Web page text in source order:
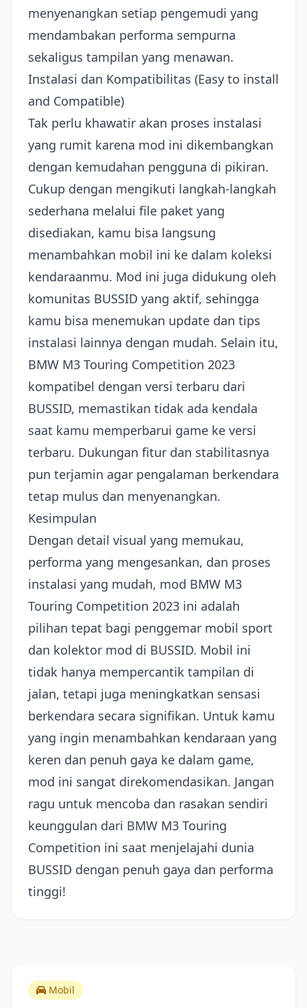
menyenangkan setiap pengemudi yang
mendambakan performa sempurna
sekaligus tampilan yang menawan.
Instalasi dan Kompatibilitas (Easy to install
and Compatible)
Tak perlu khawatir akan proses instalasi
yang rumit karena mod ini dikembangkan
dengan kemudahan pengguna di pikiran.
Cukup dengan mengikuti langkah-langkah
sederhana melalui file paket yang
disediakan, kamu bisa langsung
menambahkan mobil ini ke dalam koleksi
kendaraanmu. Mod ini juga didukung oleh
komunitas BUSSID yang aktif, sehingga
kamu bisa menemukan update dan tips
instalasi lainnya dengan mudah. Selain itu,
BMW M3 Touring Competition 2023
kompatibel dengan versi terbaru dari
BUSSID, memastikan tidak ada kendala
saat kamu memperbarui game ke versi
terbaru. Dukungan fitur dan stabilitasnya
pun terjamin agar pengalaman berkendara
tetap mulus dan menyenangkan.
Kesimpulan
Dengan detail visual yang memukau,
performa yang mengesankan, dan proses
instalasi yang mudah, mod BMW M3
Touring Competition 2023 ini adalah
pilihan tepat bagi penggemar mobil sport
dan kolektor mod di BUSSID. Mobil ini
tidak hanya mempercantik tampilan di
jalan, tetapi juga meningkatkan sensasi
berkendara secara signifikan. Untuk kamu
yang ingin menambahkan kendaraan yang
keren dan penuh gaya ke dalam game,
mod ini sangat direkomendasikan. Jangan
ragu untuk mencoba dan rasakan sendiri
keunggulan dari BMW M3 Touring
Competition ini saat menjelajahi dunia
BUSSID dengan penuh gaya dan performa
tinggi!
Mobil